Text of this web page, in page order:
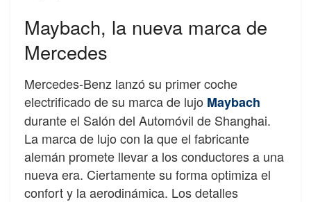
Maybach, la nueva marca de
Mercedes
Mercedes-Benz lanzó su primer coche
electrificado de su marca de lujo Maybach
durante el Salón del Automóvil de Shanghai.
La marca de lujo con la que el fabricante
alemán promete llevar a los conductores a una
nueva era. Ciertamente su forma optimiza el
confort y la aerodinámica. Los detalles